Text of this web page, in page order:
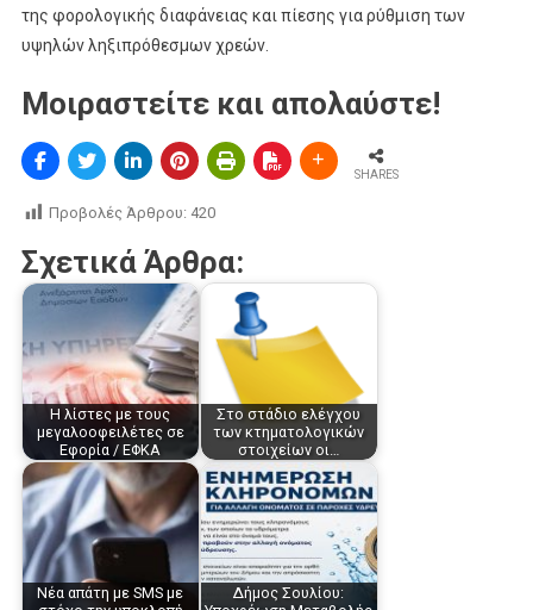
της φορολογικής διαφάνειας και πίεσης για ρύθμιση των
υψηλών ληξιπρόθεσμων χρεών.
Μοιραστείτε και απολαύστε!
SHARES
Προβολές Άρθρου: 420
Σχετικά Άρθρα:
Η λίστες με τους
μεγαλοοφειλέτες σε
Εφορία / ΕΦΚΑ
Στο στάδιο ελέγχου
των κτηματολογικών
στοιχείων οι…
Νέα απάτη με SMS με
Δήμος Σουλίου: